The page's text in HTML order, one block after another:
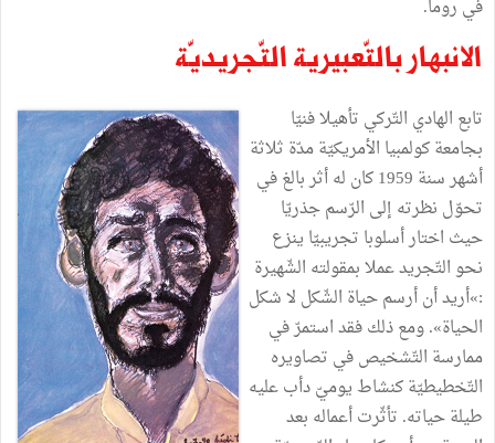
في روما.
الانبهار بالتّعبيرية التّجريديّة
تابع الهادي التّركي تأهيلا فنيّا
بجامعة كولمبيا الأمريكيّة مدّة ثلاثة
أشهر سنة 1959 كان له أثر بالغ في
تحوّل نظرته إلى الرّسم جذريّا
حيث اختار أسلوبا تجريبيّا ينزع
نحو التّجريد عملا بمقولته الشّهيرة
:»أريد أن أرسم حياة الشّكل لا شكل
الحياة». ومع ذلك فقد استمرّ في
ممارسة التّشخيص في تصاويره
التّخطيطيّة كنشاط يوميّ دأب عليه
طيلة حياته. تأثّرت أعماله بعد